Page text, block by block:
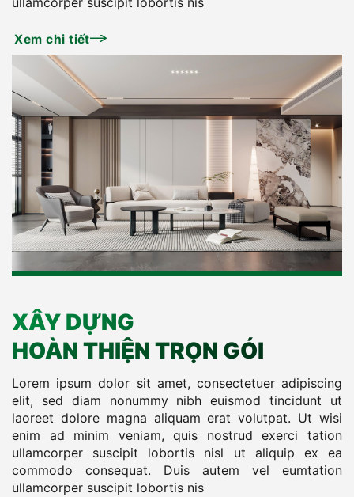
Xem chi tiết
XÂY DỰNG
HOÀN THIỆN TRỌN GÓI
Lorem ipsum dolor sit amet, consectetuer adipiscing
elit, sed diam nonummy nibh euismod tincidunt ut
laoreet dolore magna aliquam erat volutpat. Ut wisi
enim ad minim veniam, quis nostrud exerci tation
ullamcorper suscipit lobortis nisl ut aliquip ex ea
commodo consequat. Duis autem vel eumtation
ullamcorper suscipit lobortis nis